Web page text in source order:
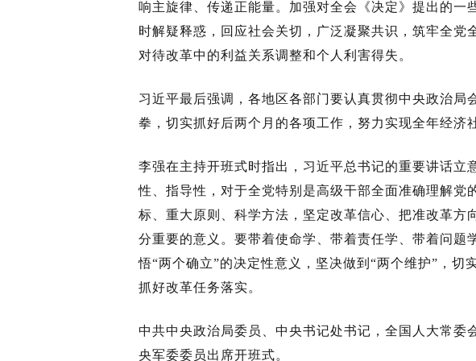
响主旋律、传递正能量。加强对全会《决定》提出的
时解疑释惑，回应社会关切，广泛凝聚共识，筑牢全
对待改革中的利益关系调整和个人利害得失。
习近平最后强调，各地区各部门要认真贯彻中央政治
拳，切实抓好后两个月的各项工作，努力实现全年经济
李强在主持开班式时指出，习近平总书记的重要讲话
性、指导性，对于全党特别是高级干部全面准确理解
标、重大原则、科学方法，坚定改革信心、把准改革
分重要的意义。要带着使命学、带着责任学、带着问
悟“两个确立”的决定性意义，坚决做到“两个维护”，
抓好改革任务落实。
中共中央政治局委员、中央书记处书记，全国人大常
央军委委员出席开班式。